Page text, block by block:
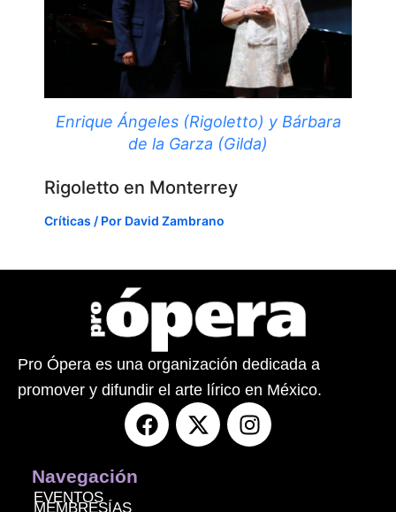
Enrique Ángeles (Rigoletto) y Bárbara
de la Garza (Gilda)
Rigoletto en Monterrey
Críticas / Por David Zambrano
Pro Ópera es una organización dedicada a
promover y difundir el arte lírico en México.
F
a
X
-
I
n
Navegación
EVENTOS
MEMBRESÍAS